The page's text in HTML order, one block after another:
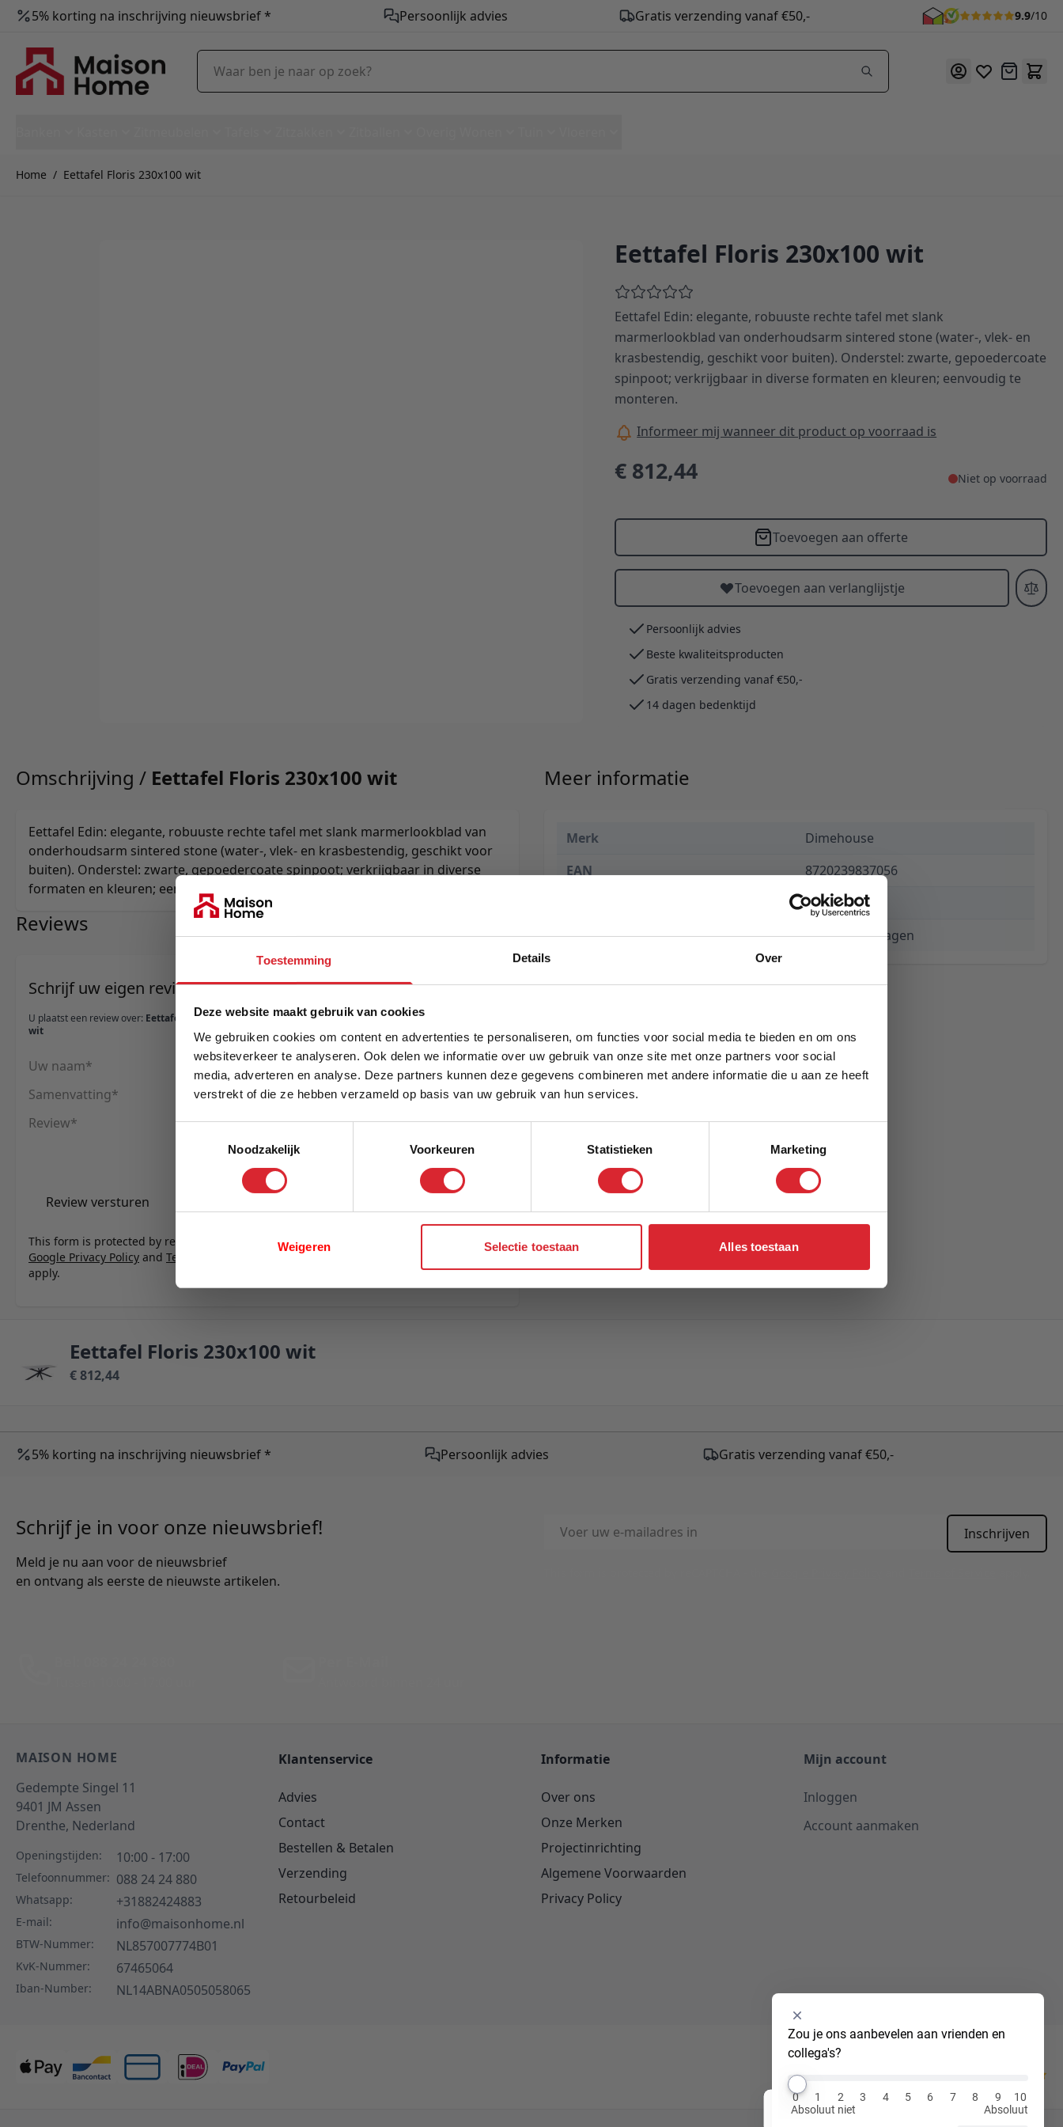
Toestemming Details Over
Deze website maakt gebruik van cookies
We gebruiken cookies om content en advertenties te personaliseren, om functies voor social media te bieden en om ons
websiteverkeer te analyseren. Ook delen we informatie over uw gebruik van onze site met onze partners voor social
media, adverteren en analyse. Deze partners kunnen deze gegevens combineren met andere informatie die u aan ze heeft
verstrekt of die ze hebben verzameld op basis van uw gebruik van hun services.
Noodzakelijk
Voorkeuren Statistieken Marketing
Weigeren Selectie toestaan Alles toestaan
5% korting na inschrijving nieuwsbrief * Persoonlijk advies Gratis verzending vanaf €50,- 9.9/10
Offerte
Waar ben je naar op zoek?
Home / Eettafel Floris 230x100 wit
Eettafel Floris 230x100 wit
Eettafel Edin: elegante, robuuste rechte tafel met slank
marmerlookblad van onderhoudsarm sintered stone (water-, vlek- en
krasbestendig, geschikt voor buiten). Onderstel: zwarte, gepoedercoate
spinpoot; verkrijgbaar in diverse formaten en kleuren; eenvoudig te
monteren.
Informeer mij wanneer dit product op voorraad is
€ 812,44 Niet op voorraad
Toevoegen aan offerte
Toevoegen aan verlanglijstje
Persoonlijk advies
Beste kwaliteitsproducten
Gratis verzending vanaf €50,-
14 dagen bedenktijd
Omschrijving / Eettafel Floris 230x100 wit
Eettafel Edin: elegante, robuuste rechte tafel met slank marmerlookblad van
onderhoudsarm sintered stone (water-, vlek- en krasbestendig, geschikt voor
buiten). Onderstel: zwarte, gepoedercoate spinpoot; verkrijgbaar in diverse
formaten en kleuren; eenvoudig te monteren.
Reviews
Schrijf uw eigen review
U plaatst een review over: Eettafel Floris 230x100
wit
Uw naam
Samenvatting
Review
Review versturen
This form is protected by reCAPTCHA - the
Google Privacy Policy and Terms of Service
apply.
Meer informatie
Merk
Dimehouse
EAN
8720239837056
€ 812,44
Levertijd
3 tot 5 werkdagen
Eettafel Floris 230x100 wit
€ 812,44
5% korting na inschrijving nieuwsbrief * Persoonlijk advies Gratis verzending vanaf €50,-
Schrijf je in voor onze nieuwsbrief!
Meld je nu aan voor de nieuwsbrief
en ontvang als eerste de nieuwste artikelen.
E-mailadres
Inschrijven
MAISON HOME
Gedempte Singel 11
9401 JM Assen
Drenthe, Nederland
Openingstijden: 10:00 - 17:00
Telefoonnummer: 088 24 24 880
Whatsapp: +31882424883
E-mail: info@maisonhome.nl
BTW-Nummer: NL857007774B01
KvK-Nummer: 67465064
Iban-Number: NL14ABNA0505058065
Klantenservice
Advies
Contact
Bestellen & Betalen
Verzending
Retourbeleid
Informatie
Over ons
Onze Merken
Projectinrichting
Algemene Voorwaarden
Privacy Policy
Mijn account
Inloggen
Account aanmaken
5% Korting
Schrijf je in en ontvang direct een kortingscode
Hi! Ik ben Luna, jouw virtuele assistent!
Zou je ons aanbevelen aan vrienden en
collega's?
Selecteer
een
optie
van
0
tot
0 1 2 3 4 5 6 7 8 9
10
Absoluut niet
Absoluut